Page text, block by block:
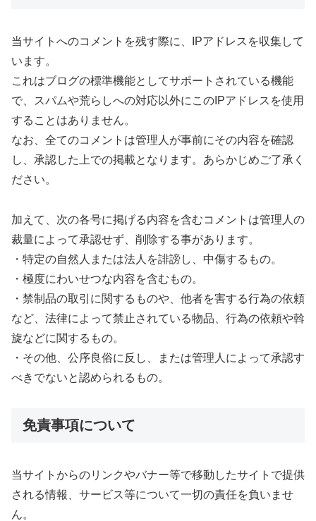
当サイトへのコメントを残す際に、IPアドレスを収集して
います。
これはブログの標準機能としてサポートされている機能
で、スパムや荒らしへの対応以外にこのIPアドレスを使用
することはありません。
なお、全てのコメントは管理人が事前にその内容を確認
し、承認した上での掲載となります。あらかじめご了承く
ださい。
加えて、次の各号に掲げる内容を含むコメントは管理人の
裁量によって承認せず、削除する事があります。
・特定の自然人または法人を誹謗し、中傷するもの。
・極度にわいせつな内容を含むもの。
・禁制品の取引に関するものや、他者を害する行為の依頼
など、法律によって禁止されている物品、行為の依頼や斡
旋などに関するもの。
・その他、公序良俗に反し、または管理人によって承認す
べきでないと認められるもの。
免責事項について
当サイトからのリンクやバナー等で移動したサイトで提供
される情報、サービス等について一切の責任を負いませ
ん。